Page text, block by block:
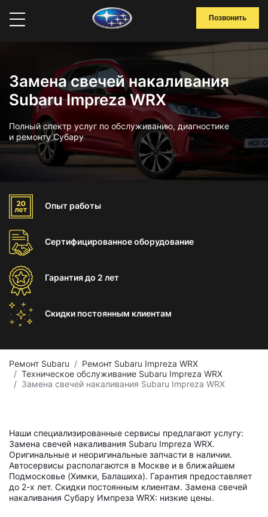
Позвонить
Замена свечей накаливания
Subaru Impreza WRX
Полный спектр услуг по обслуживанию, диагностике
и ремонту Субару
Опыт работы
Сертифицированноеоборудование
Гарантиядо 2 лет
Скидки постоянным клиентам
Ремонт Subaru
Ремонт Subaru Impreza WRX
Техническое обслуживание Subaru Impreza WRX
Замена свечей накаливания Subaru Impreza WRX
Наши специализированные сервисы предлагают услугу:
Замена свечей накаливания Subaru Impreza WRX.
Оригинальные и неоригинальные запчасти в наличии.
Автосервисы располагаются в Москве и в ближайшем
Подмосковье (Химки, Балашиха). Гарантия предоставляет
до 2-х лет. Скидки постоянным клиентам. Замена свечей
накаливания Субару Импреза WRX: низкие цены.